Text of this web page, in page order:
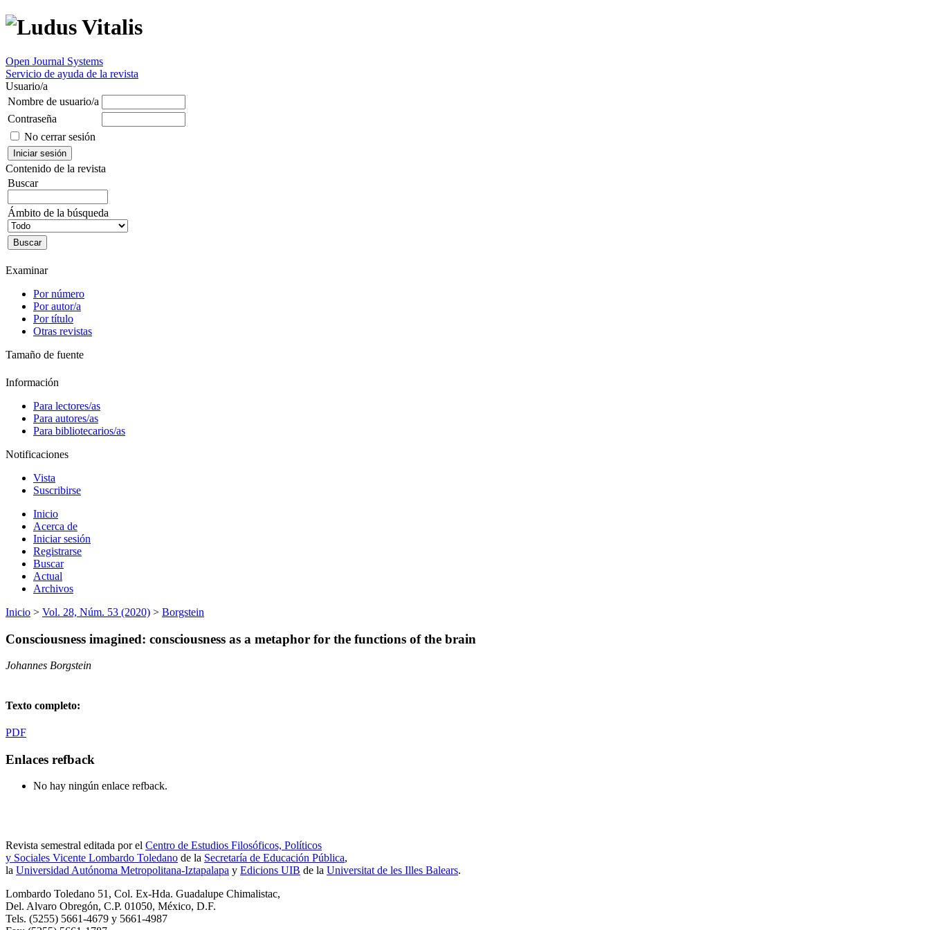
Open Journal Systems
Servicio de ayuda de la revista
Usuario/a
Nombre de usuario/a
Contraseña
No cerrar sesión
Contenido de la revista
Buscar
Ámbito de la búsqueda
Examinar
Por número
Por autor/a
Por título
Otras revistas
Tamaño de fuente
Información
Para lectores/as
Para autores/as
Para bibliotecarios/as
Notificaciones
Vista
Suscribirse
Inicio
Acerca de
Iniciar sesión
Registrarse
Buscar
Actual
Archivos
Inicio > Vol. 28, Núm. 53 (2020) > Borgstein
Consciousness imagined: consciousness as a metaphor for the functions of the brain
Johannes Borgstein
Texto completo:
PDF
Enlaces refback
No hay ningún enlace refback.
Revista semestral editada por el Centro de Estudios Filosóficos, Políticos
y Sociales Vicente Lombardo Toledano de la Secretaría de Educación Pública,
la Universidad Autónoma Metropolitana-Iztapalapa y Edicions UIB de la Universitat de les Illes Balears.
Lombardo Toledano 51, Col. Ex-Hda. Guadalupe Chimalistac,
Del. Alvaro Obregón, C.P. 01050, México, D.F.
Tels. (5255) 5661-4679 y 5661-4987